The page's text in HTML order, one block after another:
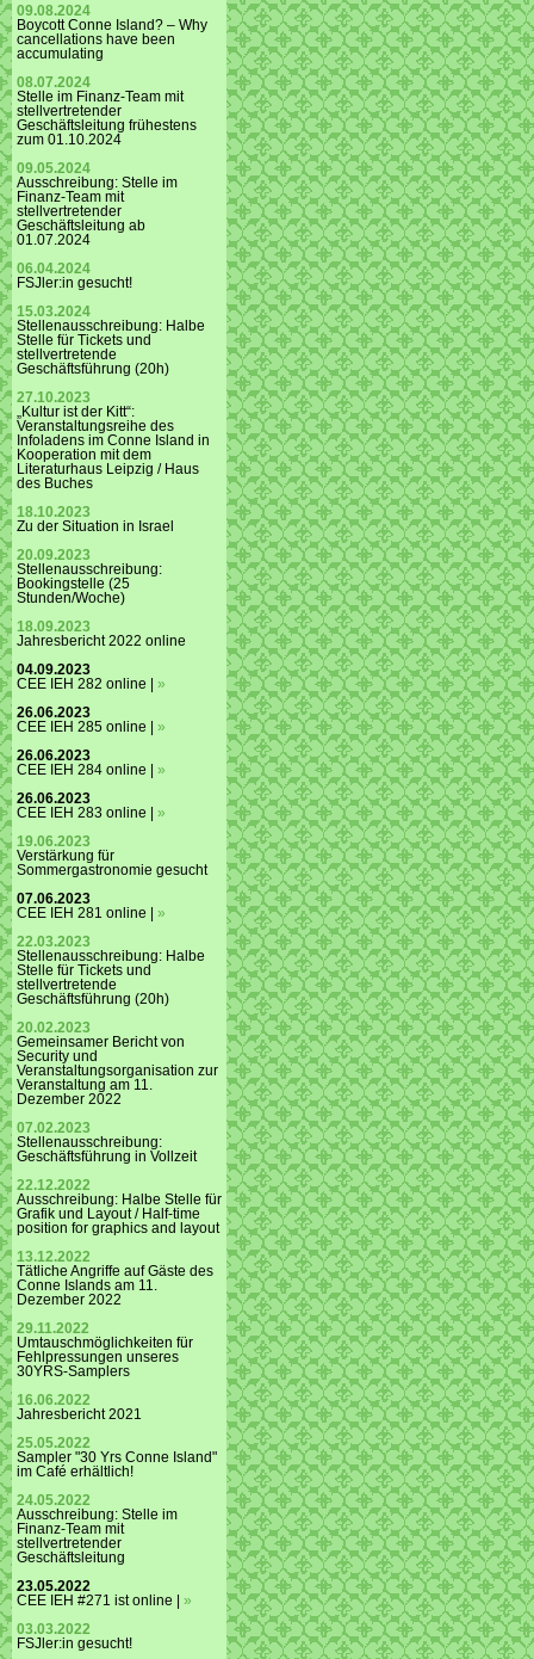
09.08.2024
Boycott Conne Island? – Why
cancellations have been
accumulating
08.07.2024
Stelle im Finanz-Team mit
stellvertretender
Geschäftsleitung frühestens
zum 01.10.2024
09.05.2024
Ausschreibung: Stelle im
Finanz-Team mit
stellvertretender
Geschäftsleitung ab
01.07.2024
06.04.2024
FSJler:in gesucht!
15.03.2024
Stellenausschreibung: Halbe
Stelle für Tickets und
stellvertretende
Geschäftsführung (20h)
27.10.2023
„Kultur ist der Kitt“:
Veranstaltungsreihe des
Infoladens im Conne Island in
Kooperation mit dem
Literaturhaus Leipzig / Haus
des Buches
18.10.2023
Zu der Situation in Israel
20.09.2023
Stellenausschreibung:
Bookingstelle (25
Stunden/Woche)
18.09.2023
Jahresbericht 2022 online
04.09.2023
CEE IEH 282 online | »
26.06.2023
CEE IEH 285 online | »
26.06.2023
CEE IEH 284 online | »
26.06.2023
CEE IEH 283 online | »
19.06.2023
Verstärkung für
Sommergastronomie gesucht
07.06.2023
CEE IEH 281 online | »
22.03.2023
Stellenausschreibung: Halbe
Stelle für Tickets und
stellvertretende
Geschäftsführung (20h)
20.02.2023
Gemeinsamer Bericht von
Security und
Veranstaltungsorganisation zur
Veranstaltung am 11.
Dezember 2022
07.02.2023
Stellenausschreibung:
Geschäftsführung in Vollzeit
22.12.2022
Ausschreibung: Halbe Stelle für
Grafik und Layout / Half-time
position for graphics and layout
13.12.2022
Tätliche Angriffe auf Gäste des
Conne Islands am 11.
Dezember 2022
29.11.2022
Umtauschmöglichkeiten für
Fehlpressungen unseres
30YRS-Samplers
16.06.2022
Jahresbericht 2021
25.05.2022
Sampler "30 Yrs Conne Island"
im Café erhältlich!
24.05.2022
Ausschreibung: Stelle im
Finanz-Team mit
stellvertretender
Geschäftsleitung
23.05.2022
CEE IEH #271 ist online | »
03.03.2022
FSJler:in gesucht!